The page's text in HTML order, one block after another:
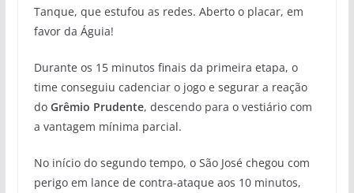
Tanque, que estufou as redes. Aberto o placar, em
favor da Águia!
Durante os 15 minutos finais da primeira etapa, o
time conseguiu cadenciar o jogo e segurar a reação
do Grêmio Prudente, descendo para o vestiário com
a vantagem mínima parcial.
No início do segundo tempo, o São José chegou com
perigo em lance de contra-ataque aos 10 minutos,